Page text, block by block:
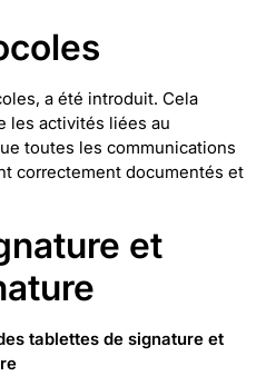
a été introduit. Cela
les activités liées au
toutes les communications
correctement documentés et
et
tablettes de signature et